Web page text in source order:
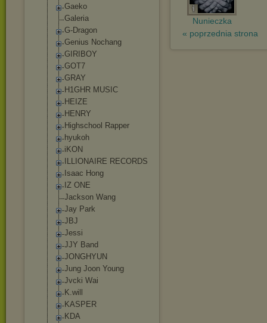
Gaeko
Galeria
G-Dragon
Genius Nochang
GIRIBOY
GOT7
GRAY
H1GHR MUSIC
HEIZE
HENRY
Highschool Rapper
hyukoh
iKON
ILLIONAIRE RECORDS
Isaac Hong
IZ ONE
Jackson Wang
Jay Park
JBJ
Jessi
JJY Band
JONGHYUN
Jung Joon Young
Jvcki Wai
K.will
KASPER
KDA
Nunieczka
« poprzednia strona